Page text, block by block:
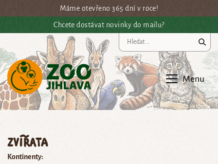
Přejít na hlavní obsahMáme otevřeno 365 dní v roce!
Chcete dostávat novinky do mailu?
Menu
Zvířata
Kontinenty: